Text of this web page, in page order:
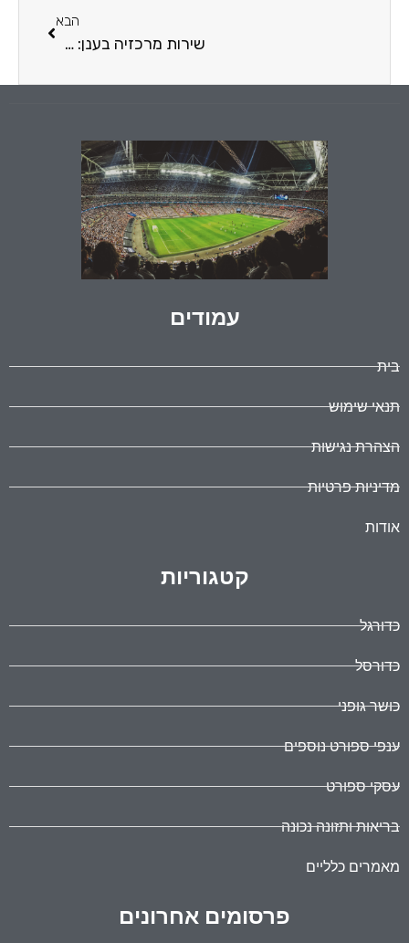
הבא
שירות מרכזיה בענן: למה הוא נחוץ לרשתות מכוני כושר?
עמודים
בית
תנאי שימוש
הצהרת נגישות
מדיניות פרטיות
אודות
קטגוריות
כדורגל
כדורסל
כושר גופני
ענפי ספורט נוספים
עסקי ספורט
בריאות ותזונה נכונה
מאמרים כלליים
פרסומים אחרונים